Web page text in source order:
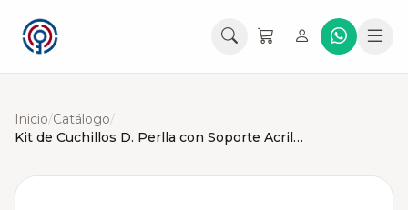
Inicio/Catálogo/
Kit de Cuchillos D. Perlla con Soporte Acrilico Negros